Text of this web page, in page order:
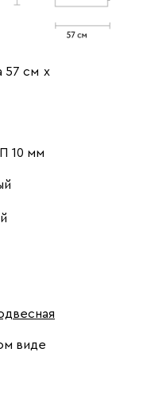
57 см х
10 мм
виде